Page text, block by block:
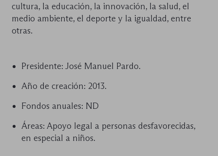
cultura, la educación, la innovación, la salud, el
medio ambiente, el deporte y la igualdad, entre
otras.
Presidente: José Manuel Pardo.
Año de creación: 2013.
Fondos anuales: ND
Áreas: Apoyo legal a personas desfavorecidas,
en especial a niños.